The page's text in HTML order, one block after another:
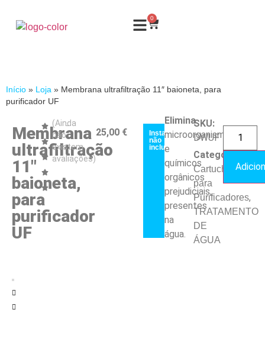
0
Início » Loja » Membrana ultrafiltração 11″ baioneta, para
purificador UF
Membrana
ultrafiltração
11″
baioneta,
para
purificador
UF
(Ainda
não
existem
avaliações)
25,00 €
Instalação
não
incluída
Elimina
microorganismos
e
químicos
orgânicos
prejudiciais,
presentes
na
água.
SKU:
DWUF
Categorias:
Cartuchos
para
Purificadores,
TRATAMENTO
DE
ÁGUA